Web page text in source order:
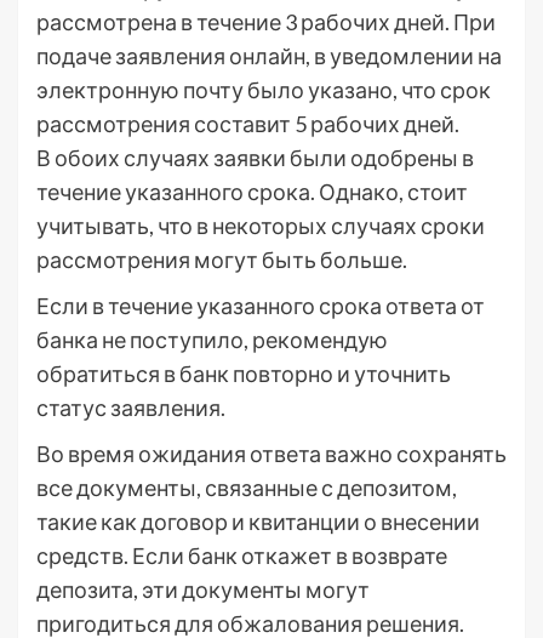
рассмотрена в течение 3 рабочих дней. При
подаче заявления онлайн, в уведомлении на
электронную почту было указано, что срок
рассмотрения составит 5 рабочих дней.
В обоих случаях заявки были одобрены в
течение указанного срока. Однако, стоит
учитывать, что в некоторых случаях сроки
рассмотрения могут быть больше.
Если в течение указанного срока ответа от
банка не поступило, рекомендую
обратиться в банк повторно и уточнить
статус заявления.
Во время ожидания ответа важно сохранять
все документы, связанные с депозитом,
такие как договор и квитанции о внесении
средств. Если банк откажет в возврате
депозита, эти документы могут
пригодиться для обжалования решения.